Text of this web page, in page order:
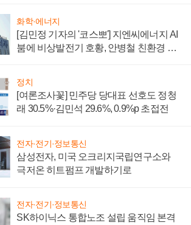
화학·에너지
[김민정 기자의 '코스뽀'] 지엔씨에너지 AI
붐에 비상발전기 호황, 안병철 친환경 에
정치
[여론조사꽃] 민주당 당대표 선호도 정청
래 30.5%·김민석 29.6%, 0.9%p 초접전
전자·전기·정보통신
삼성전자, 미국 오크리지국립연구소와
극저온 히트펌프 개발하기로
전자·전기·정보통신
SK하이닉스 통합노조 설립 움직임 본격